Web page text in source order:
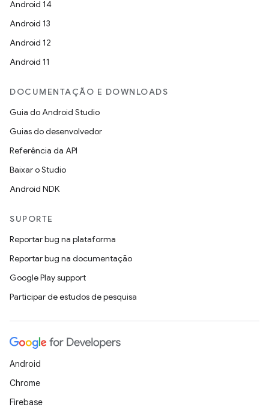
Android 14
Android 13
Android 12
Android 11
DOCUMENTAÇÃO E DOWNLOADS
Guia do Android Studio
Guias do desenvolvedor
Referência da API
Baixar o Studio
Android NDK
SUPORTE
Reportar bug na plataforma
Reportar bug na documentação
Google Play support
Participar de estudos de pesquisa
Android
Chrome
Firebase